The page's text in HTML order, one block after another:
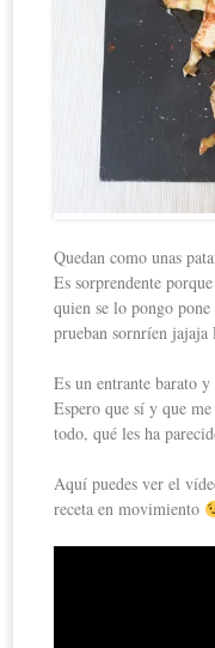
Quedan como unas
Es sorprendente
quien se lo pongo
prueban sornríen jajaja
Es un entrante barato
Espero que sí y que
todo, qué les ha
Aquí puedes ver el
receta en movimiento